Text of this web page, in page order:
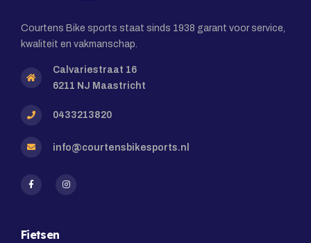
Courtens Bike sports staat sinds 1938 garant voor service,
kwaliteit en vakmanschap.
Calvariestraat 16
6211 NJ Maastricht
0433213820
info@courtensbikesports.nl
Fietsen